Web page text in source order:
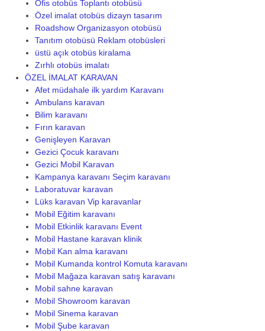
Ofis otobüs Toplantı otobüsü
Özel imalat otobüs dizayn tasarım
Roadshow Organizasyon otobüsü
Tanıtım otobüsü Reklam otobüsleri
üstü açık otobüs kiralama
Zırhlı otobüs imalatı
ÖZEL İMALAT KARAVAN
Afet müdahale ilk yardım Karavanı
Ambulans karavan
Bilim karavanı
Fırın karavan
Genişleyen Karavan
Gezici Çocuk karavanı
Gezici Mobil Karavan
Kampanya karavanı Seçim karavanı
Laboratuvar karavan
Lüks karavan Vip karavanlar
Mobil Eğitim karavanı
Mobil Etkinlik karavanı Event
Mobil Hastane karavan klinik
Mobil Kan alma karavanı
Mobil Kumanda kontrol Komuta karavanı
Mobil Mağaza karavan satış karavanı
Mobil sahne karavan
Mobil Showroom karavan
Mobil Sinema karavan
Mobil Şube karavan